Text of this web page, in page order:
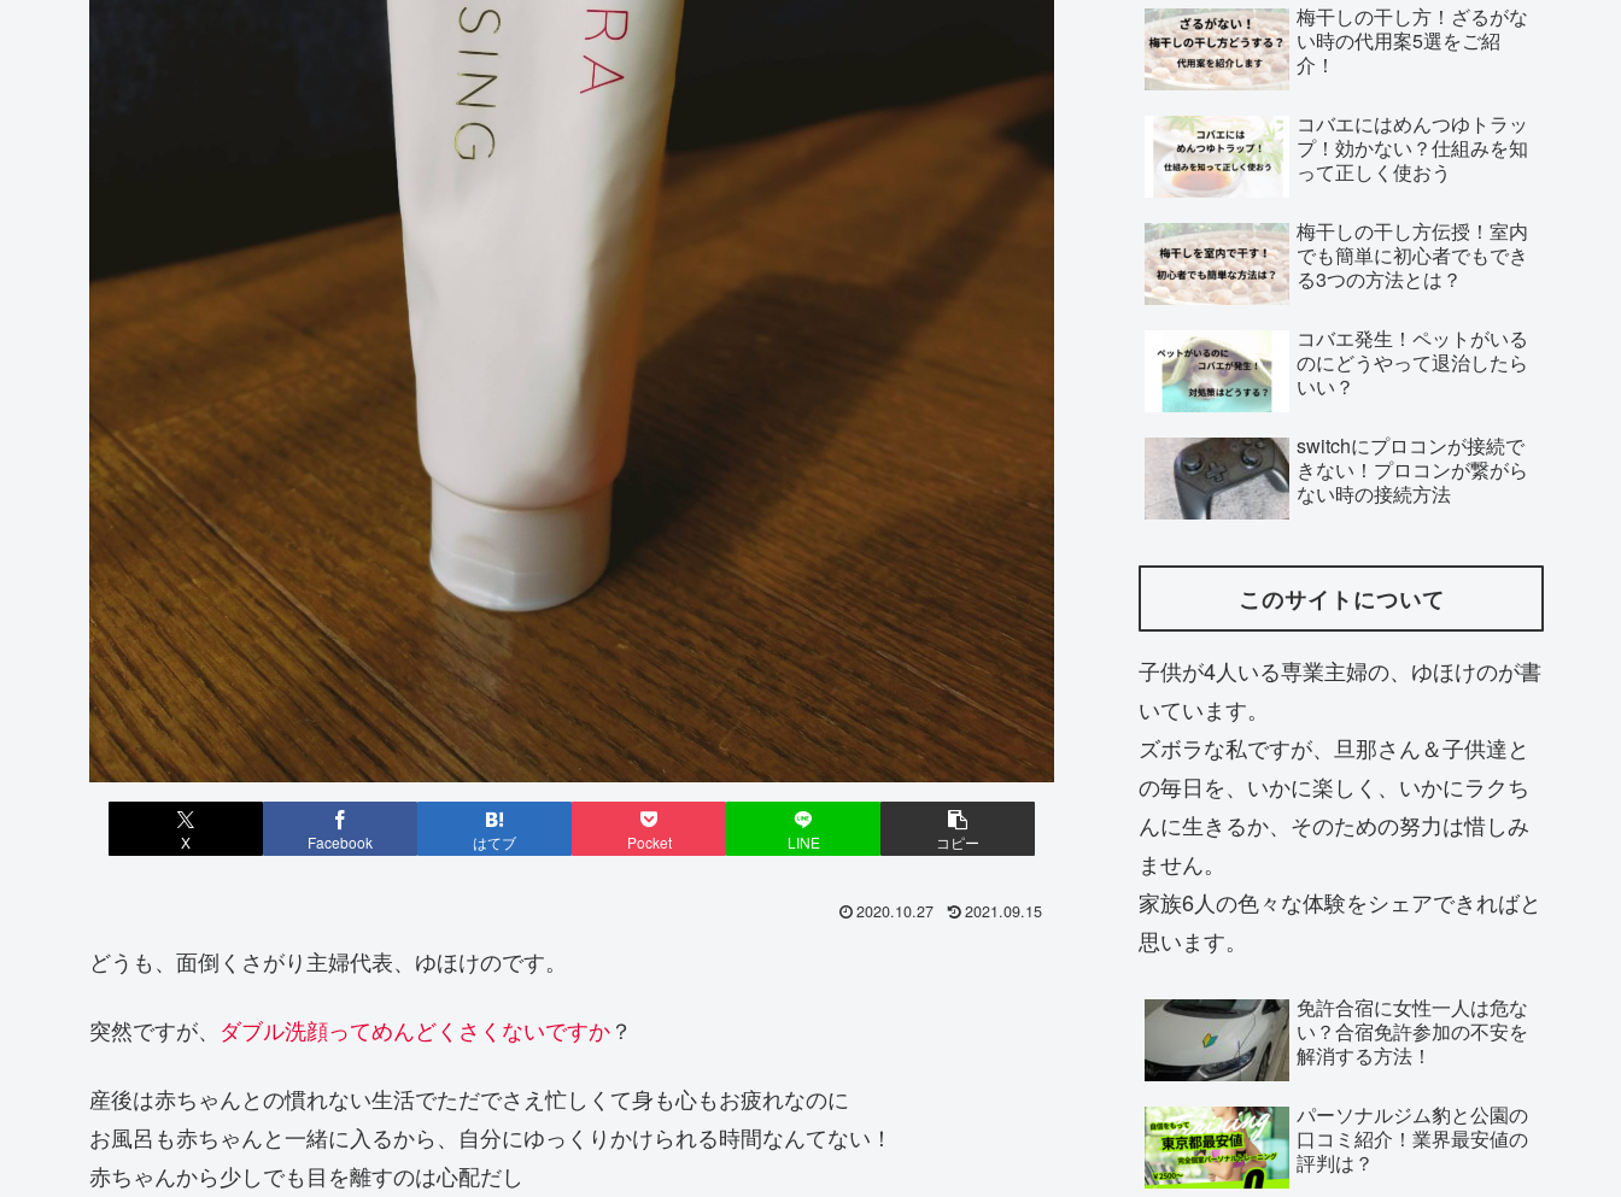
X Facebook はてブ Pocket LINE コピー
2020.10.27 2021.09.15
どうも、面倒くさがり主婦代表、ゆほけのです。
突然ですが、 ダブル洗顔ってめんどくさくないですか？
産後は赤ちゃんとの慣れない生活でただでさえ忙しくて身も心もお疲れなのに
お風呂も赤ちゃんと一緒に入るから、自分にゆっくりかけられる時間なんてない！
赤ちゃんから少しでも目を離すのは心配だし
梅干しの干し方！ざるがな
い時の代用案5選をご紹
介！
コバエにはめんつゆトラッ
プ！効かない？仕組みを知
って正しく使おう
梅干しの干し方伝授！室内
でも簡単に初心者でもでき
る3つの方法とは？
コバエ発生！ペットがいる
のにどうやって退治したら
いい？
switchにプロコンが接続で
きない！プロコンが繋がら
ない時の接続方法
このサイトについて
子供が4人いる専業主婦の、ゆほけのが書
いています。
ズボラな私ですが、旦那さん＆子供達と
の毎日を、いかに楽しく、いかにラクち
んに生きるか、そのための努力は惜しみ
ません。
家族6人の色々な体験をシェアできればと
思います。
免許合宿に女性一人は危な
い？合宿免許参加の不安を
解消する方法！
パーソナルジム豹と公園の
口コミ紹介！業界最安値の
評判は？